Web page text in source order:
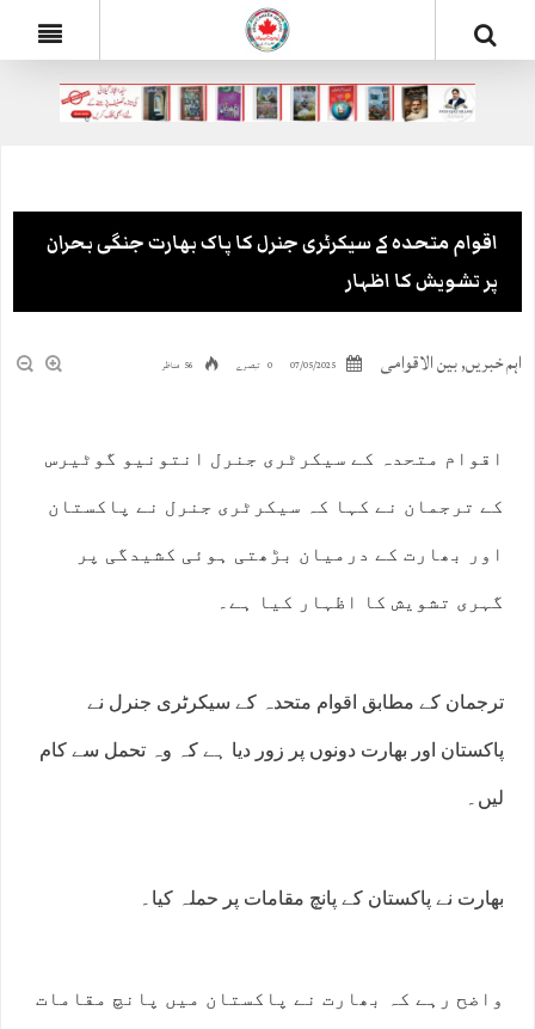
اقوام متحدہ کے سیکرٹری جنرل کا پاک بھارت جنگی بحران
پر تشویش کا اظہار
اہم خبریں,بین الاقوامی 07/05/2025 0 تبصرے 56 مناظر
اقوام متحدہ کے سیکرٹری جنرل انتونیو گوٹیرس
کے ترجمان نے کہا کہ سیکرٹری جنرل نے پاکستان
اور بھارت کے درمیان بڑھتی ہوئی کشیدگی پر
گہری تشویش کا اظہار کیا ہے۔
ترجمان کے مطابق اقوام متحدہ کے سیکرٹری جنرل نے
پاکستان اور بھارت دونوں پر زور دیا ہے کہ وہ تحمل سے کام
لیں۔
بھارت نے پاکستان کے پانچ مقامات پر حملہ کیا۔
واضح رہے کہ بھارت نے پاکستان میں پانچ مقامات